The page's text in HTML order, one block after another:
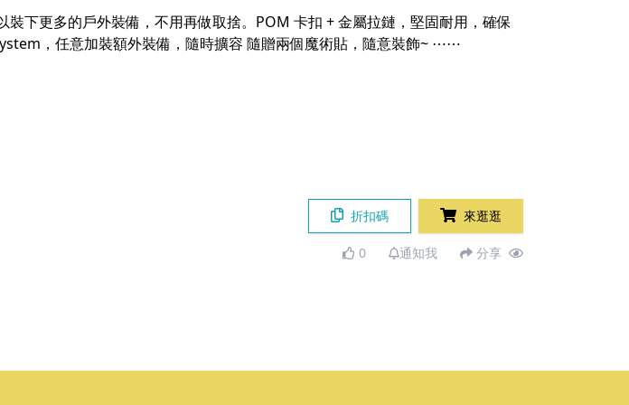
下更多的戶外裝備，不用再做取捨。POM 卡扣 + 金屬拉鏈，堅固耐用，確保
，任意加裝額外裝備，隨時擴容 隨贈兩個魔術貼，隨意裝飾~ ⋯⋯
折扣碼 來逛逛
0 通知我 分享